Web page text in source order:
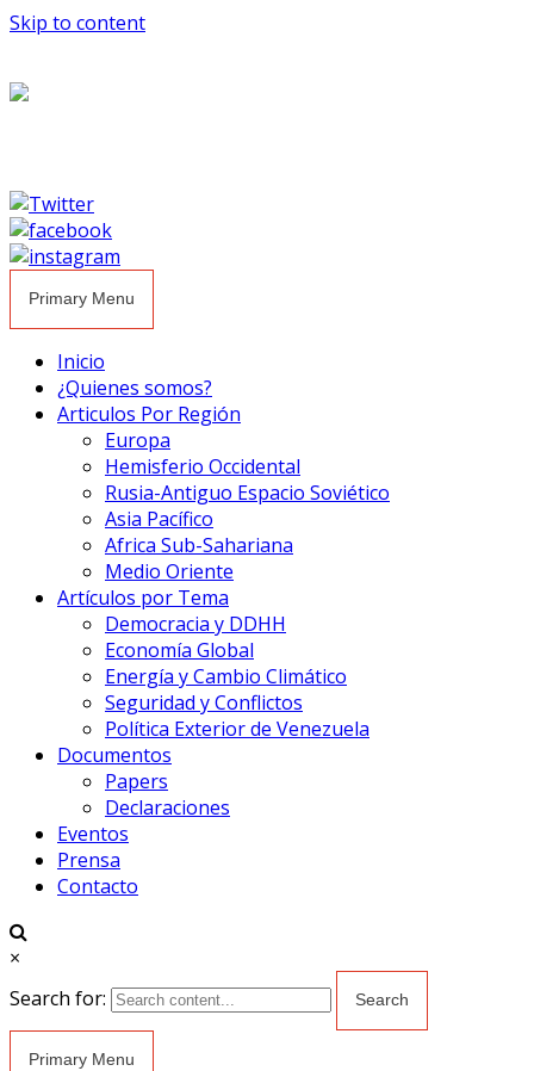
Skip to content
Primary Menu
Inicio
¿Quienes somos?
Articulos Por Región
Europa
Hemisferio Occidental
Rusia-Antiguo Espacio Soviético
Asia Pacífico
Africa Sub-Sahariana
Medio Oriente
Artículos por Tema
Democracia y DDHH
Economía Global
Energía y Cambio Climático
Seguridad y Conflictos
Política Exterior de Venezuela
Documentos
Papers
Declaraciones
Eventos
Prensa
Contacto
×
Search for:
Primary Menu